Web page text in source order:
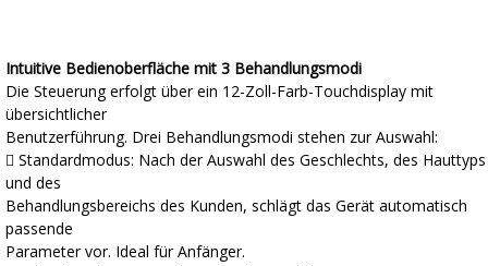
Intuitive Bedienoberfläche mit 3 Behandlungsmodi
Die Steuerung erfolgt über ein 12-Zoll-Farb-Touchdisplay mit
übersichtlicher
Benutzerführung. Drei Behandlungsmodi stehen zur Auswahl:
 Standardmodus: Nach der Auswahl des Geschlechts, des Hauttyps
und des
Behandlungsbereichs des Kunden, schlägt das Gerät automatisch
passende
Parameter vor. Ideal für Anfänger.